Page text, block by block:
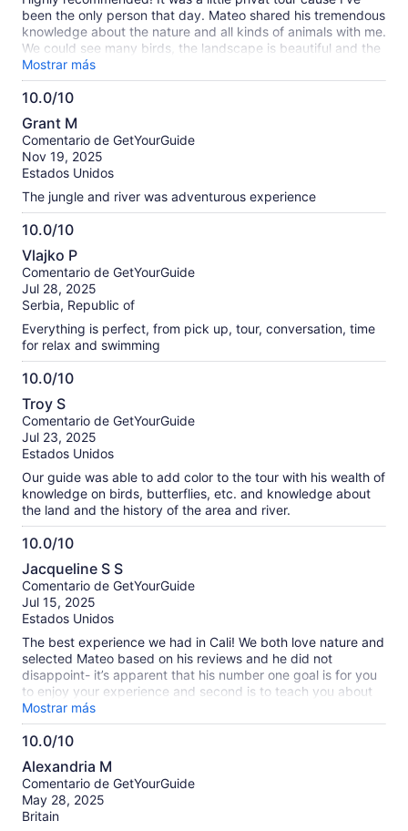
been the only person that day. Mateo shared his tremendous
knowledge about the nature and all kinds of animals with me.
We could see many birds, the landscape is beautiful and the
walk should be doable for people without hiking experience
as well. You just need to know that you’re crossing the river
through the water a few times but no problem- Mateo is
Mostrar más
10.0/10
10.0
de
10
Grant M
Comentario de GetYourGuide
Nov 19, 2025
Estados Unidos
The jungle and river was adventurous experience
10.0/10
10.0
de
10
Vlajko P
Comentario de GetYourGuide
Jul 28, 2025
Serbia, Republic of
Everything is perfect, from pick up, tour, conversation, time
for relax and swimming
10.0/10
10.0
de
10
Troy S
Comentario de GetYourGuide
Jul 23, 2025
Estados Unidos
Our guide was able to add color to the tour with his wealth of
knowledge on birds, butterflies, etc. and knowledge about
the land and the history of the area and river.
10.0/10
10.0
de
10
Jacqueline S S
Comentario de GetYourGuide
Jul 15, 2025
Estados Unidos
The best experience we had in Cali! We both love nature and
selected Mateo based on his reviews and he did not
disappoint- it’s apparent that his number one goal is for you
to enjoy your experience and second is to teach you about
all the beauty Cali has to offer - and he over delivered on
both - we learned so much and had an incredible afternoon
with Mateo! Thank you again !
Mostrar más
10.0/10
10.0
de
10
Alexandria M
Comentario de GetYourGuide
May 28, 2025
Britain